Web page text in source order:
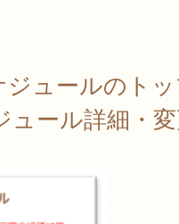
ジュールのト
ュール詳細・